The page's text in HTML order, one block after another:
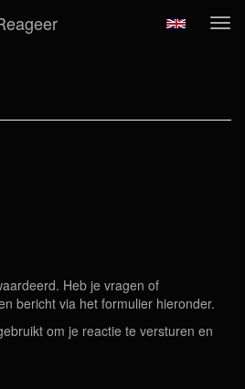
Heb je vragen of
bericht via het formulier hieronder.
om je reactie te versturen en